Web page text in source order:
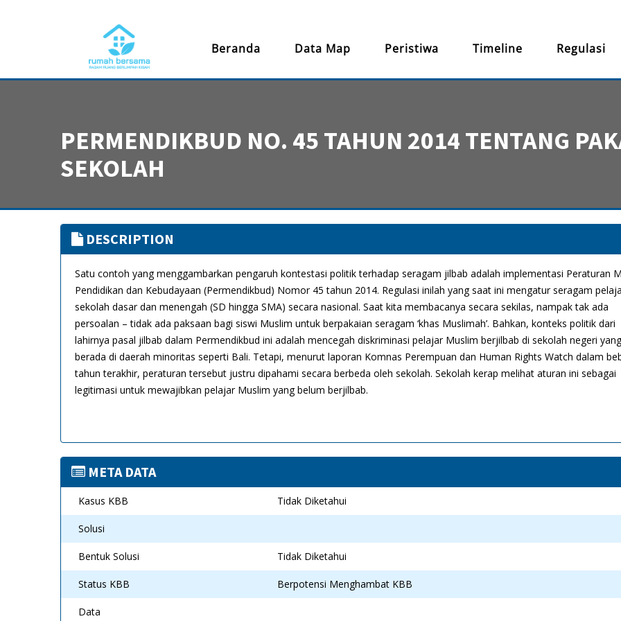
Beranda Data Map Peristiwa Timeline Regulasi
PERMENDIKBUD NO. 45 TAHUN 2014 TENTANG
SEKOLAH
DESCRIPTION
Satu contoh yang menggambarkan pengaruh kontestasi politik terhadap seragam jilbab adalah implementasi Peraturan
Pendidikan dan Kebudayaan (Permendikbud) Nomor 45 tahun 2014. Regulasi inilah yang saat ini mengatur seragam
sekolah dasar dan menengah (SD hingga SMA) secara nasional. Saat kita membacanya secara sekilas, nampak tak ada
persoalan – tidak ada paksaan bagi siswi Muslim untuk berpakaian seragam ‘khas Muslimah’. Bahkan, konteks politik dari
lahirnya pasal jilbab dalam Permendikbud ini adalah mencegah diskriminasi pelajar Muslim berjilbab di sekolah negeri yang
berada di daerah minoritas seperti Bali. Tetapi, menurut laporan Komnas Perempuan dan Human Rights Watch dalam
tahun terakhir, peraturan tersebut justru dipahami secara berbeda oleh sekolah. Sekolah kerap melihat aturan ini sebagai
legitimasi untuk mewajibkan pelajar Muslim yang belum berjilbab.
META DATA
Kasus KBB Tidak Diketahui
Solusi
Bentuk Solusi Tidak Diketahui
Status KBB Berpotensi Menghambat KBB
Data